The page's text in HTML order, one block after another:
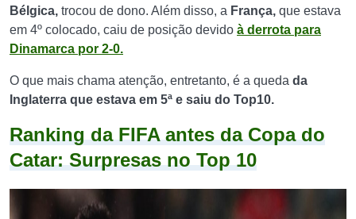
Bélgica, trocou de dono. Além disso, a França, que estava
em 4º colocado, caiu de posição devido à derrota para
Dinamarca por 2-0.
O que mais chama atenção, entretanto, é a queda da
Inglaterra que estava em 5ª e saiu do Top10.
Ranking da FIFA antes da Copa do
Catar: Surpresas no Top 10